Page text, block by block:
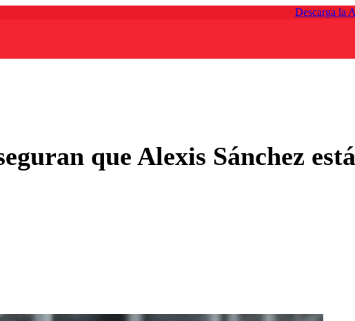
Descarga la
que Alexis Sánchez